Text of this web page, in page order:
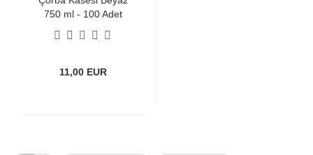
750 ml - 100 Adet
11,00 EUR